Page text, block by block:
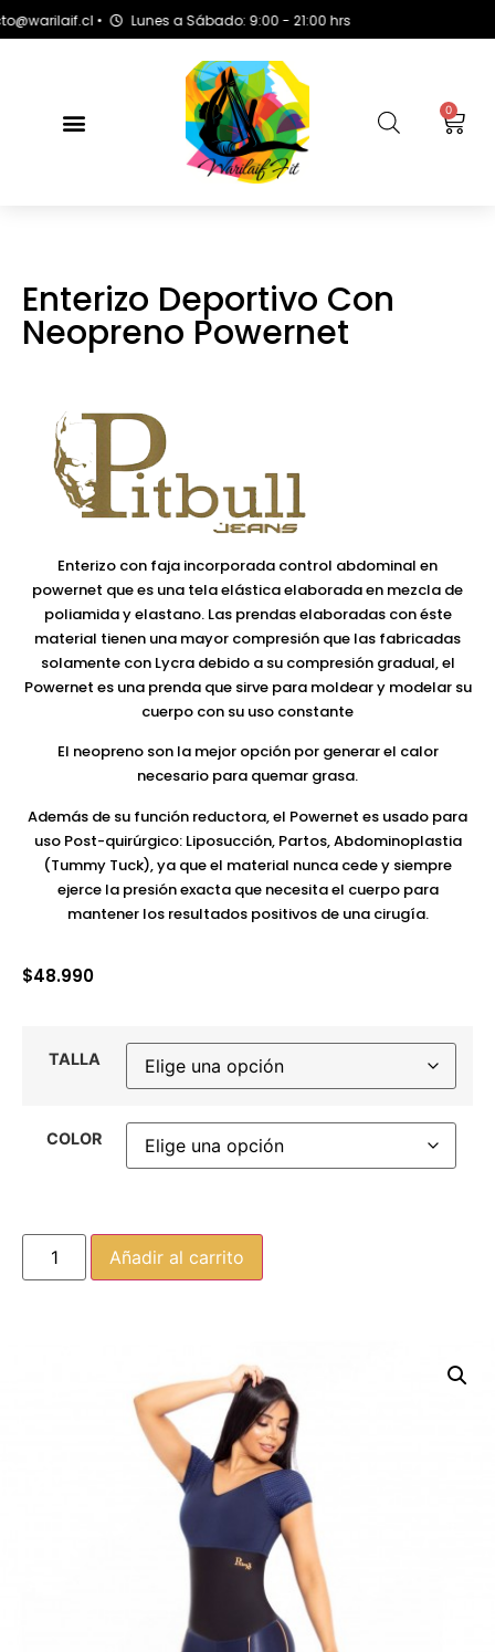
• Lunes a Sábado: 9:00 - 21:00 hrs
0
Enterizo Deportivo Con
Neopreno Powernet
Enterizo con faja incorporada control abdominal en
powernet que es una tela elástica elaborada en mezcla de
poliamida y elastano. Las prendas elaboradas con éste
material tienen una mayor compresión que las fabricadas
solamente con Lycra debido a su compresión gradual, el
Powernet es una prenda que sirve para moldear y modelar su
cuerpo con su uso constante
El neopreno son la mejor opción por generar el calor
necesario para quemar grasa.
Además de su función reductora, el Powernet es usado para
uso Post-quirúrgico: Liposucción, Partos, Abdominoplastia
(Tummy Tuck), ya que el material nunca cede y siempre
ejerce la presión exacta que necesita el cuerpo para
mantener los resultados positivos de una cirugía.
$48.990
TALLA
COLOR
Añadir al carrito